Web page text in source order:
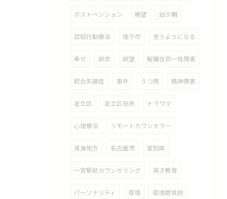
ポストベンション 絶望 幼少期
認知行動療法 理不尽 思うようになる
幸せ 欲求 欲望 解離性同一性障害
統合失調症 事件 うつ病 精神障害
足立区 足立区役所 トラウマ
心理療法 リモートカウンセラー
東海地方 名古屋市 愛知県
一宮駅前カウンセリング 英才教育
パーソナリティ 環境 環境閾値説